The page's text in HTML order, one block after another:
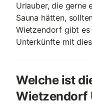
Urlauber, die gerne
Sauna hätten,
Wietzendorf gibt
Unterkünfte mit
Welche ist
Wietzendorf